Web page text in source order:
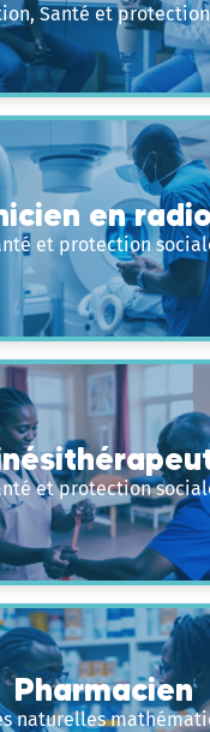
Santé et
en
et protection
et protection
Pharmacien
naturelles